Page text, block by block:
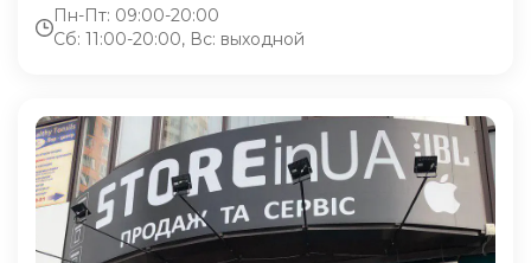
Пн-Пт: 09:00-20:00
Сб: 11:00-20:00, Вс: выходной